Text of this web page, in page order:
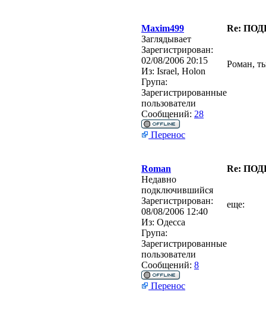
Maxim499
Re:
Заглядывает
Зарегистрирован:
02/08/2006 20:15
Из: Israel, Holon
Група:
Зарегистрированные
пользователи
Сообщений: 28
Роман,
Перенос
Roman
Re:
Недавно
подключившийся
Зарегистрирован:
08/08/2006 12:40
Из: Одесса
Група:
Зарегистрированные
пользователи
Сообщений: 8
еще:
Перенос